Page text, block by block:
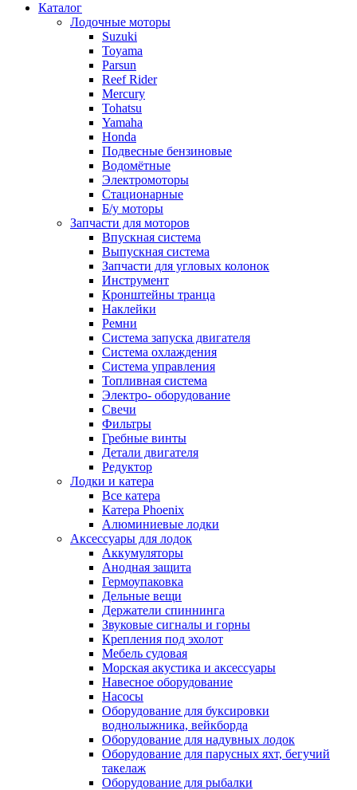
Каталог
Лодочные моторы
Suzuki
Toyama
Parsun
Reef Rider
Mercury
Tohatsu
Yamaha
Honda
Подвесные бензиновые
Водомётные
Электромоторы
Стационарные
Б/у моторы
Запчасти для моторов
Впускная система
Выпускная система
Запчасти для угловых колонок
Инструмент
Кронштейны транца
Наклейки
Ремни
Система запуска двигателя
Система охлаждения
Система управления
Топливная система
Электро- оборудование
Свечи
Фильтры
Гребные винты
Детали двигателя
Редуктор
Лодки и катера
Все катера
Катера Phoenix
Алюминиевые лодки
Аксессуары для лодок
Аккумуляторы
Анодная защита
Гермоупаковка
Дельные вещи
Держатели спиннинга
Звуковые сигналы и горны
Крепления под эхолот
Мебель судовая
Морская акустика и аксессуары
Навесное оборудование
Насосы
Оборудование для буксировки
воднолыжника, вейкборда
Оборудование для надувных лодок
Оборудование для парусных яхт, бегучий
такелаж
Оборудование для рыбалки